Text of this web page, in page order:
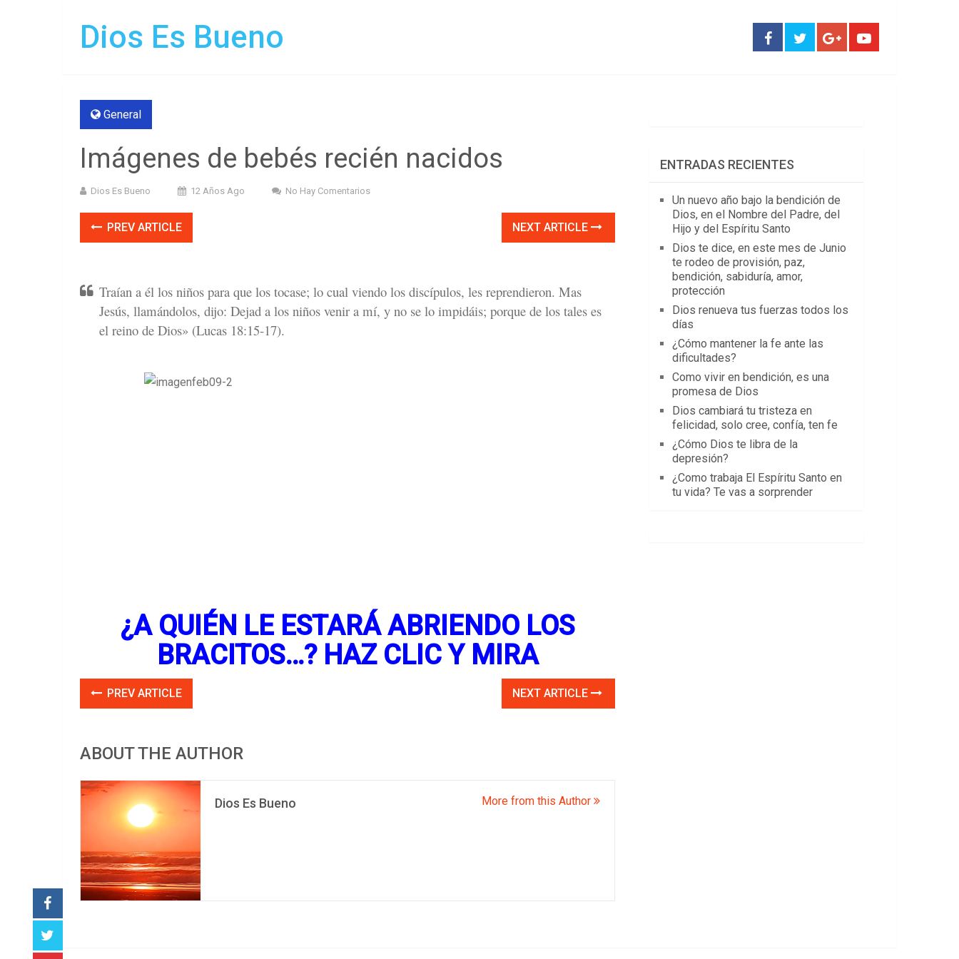
Dios Es Bueno
General
Imágenes de bebés recién nacidos
Dios Es Bueno 12 Años Ago No Hay Comentarios
PREV ARTICLE NEXT ARTICLE
Traían a él los niños para que los tocase; lo cual viendo los discípulos, les reprendieron. Mas
Jesús, llamándolos, dijo: Dejad a los niños venir a mí, y no se lo impidáis; porque de los tales es
el reino de Dios» (Lucas 18:15-17).
¿A QUIÉN LE ESTARÁ ABRIENDO LOS
BRACITOS…? HAZ CLIC Y MIRA
PREV ARTICLE NEXT ARTICLE
ABOUT THE AUTHOR
Dios Es Bueno More from this Author
ENTRADAS RECIENTES
Un nuevo año bajo la bendición de
Dios, en el Nombre del Padre, del
Hijo y del Espíritu Santo
Dios te dice, en este mes de Junio
te rodeo de provisión, paz,
bendición, sabiduría, amor,
protección
Dios renueva tus fuerzas todos los
días
¿Cómo mantener la fe ante las
dificultades?
Como vivir en bendición, es una
promesa de Dios
Dios cambiará tu tristeza en
felicidad, solo cree, confía, ten fe
¿Cómo Dios te libra de la
depresión?
¿Como trabaja El Espíritu Santo en
tu vida? Te vas a sorprender